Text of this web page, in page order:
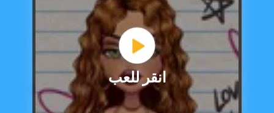
عذرًا، هذه اللعبة غير
متاحة
انقر للعب